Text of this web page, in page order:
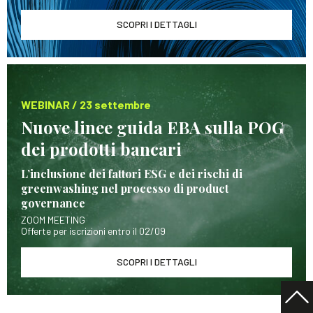
SCOPRI I DETTAGLI
WEBINAR / 23 settembre
Nuove linee guida EBA sulla POG
dei prodotti bancari
L’inclusione dei fattori ESG e dei rischi di
greenwashing nel processo di product
governance
ZOOM MEETING
Offerte per iscrizioni entro il 02/09
SCOPRI I DETTAGLI